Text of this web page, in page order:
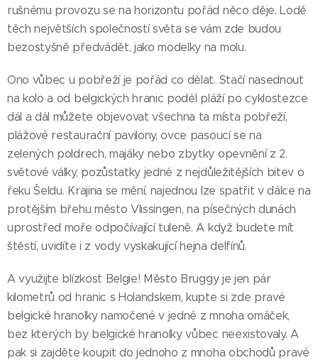
rušnému provozu se na horizontu pořád něco děje. Lodě
těch největších společností světa se vám zde budou
bezostyšně předvádět, jako modelky na molu.
Ono vůbec u pobřeží je pořád co dělat. Stačí nasednout
na kolo a od belgických hranic podél pláží po cyklostezce
dál a dál můžete objevovat všechna ta místa pobřeží,
plážové restaurační pavilony, ovce pasoucí se na
zelených poldrech, majáky nebo zbytky opevnění z 2.
světové války, pozůstatky jedné z nejdůležitějších bitev o
řeku Šeldu. Krajina se mění, najednou lze spatřit v dálce na
protějším břehu město Vlissingen, na písečných dunách
uprostřed moře odpočívající tuleně. A když budete mít
štěstí, uvidíte i z vody vyskakující hejna delfínů.
A využijte blízkost Belgie! Město Bruggy je jen pár
kilometrů od hranic s Holandskem, kupte si zde pravé
belgické hranolky namočené v jedné z mnoha omáček,
bez kterých by belgické hranolky vůbec neexistovaly. A
pak si zajděte koupit do jednoho z mnoha obchodů pravé